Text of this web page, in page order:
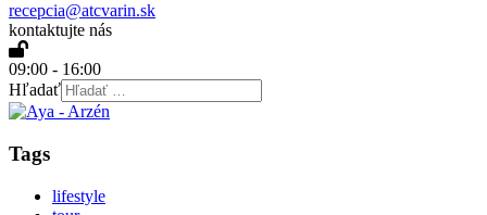
recepcia@atcvarin.sk
kontaktujte nás
09:00 - 16:00
Hľadať
Tags
lifestyle